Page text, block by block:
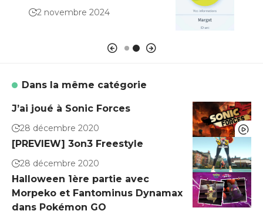
2 novembre 2024
Dans la même catégorie
J’ai joué à Sonic Forces
28 décembre 2020
[PREVIEW] 3on3 Freestyle
28 décembre 2020
Halloween 1ère partie avec
Morpeko et Fantominus Dynamax
dans Pokémon GO